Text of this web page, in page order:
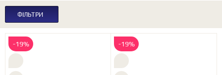
ФІЛЬТРИ
-19% -19%